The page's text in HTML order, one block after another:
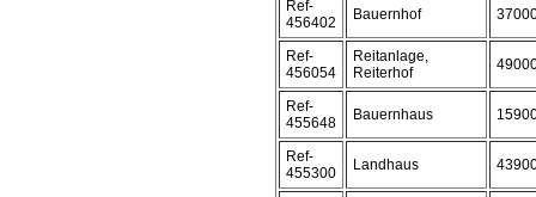
Ref-
456402
Bauernhof
Ref-
456054
Reitanlage,
Reiterhof
Ref-
455648
Bauernhaus
Ref-
455300
Landhaus